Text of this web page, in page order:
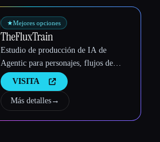
★Mejores opciones
TheFluxTrain
Estudio de producción de IA de
Agentic para personajes, flujos de
trabajo y vídeos coherentes
VISITA
Más detalles→